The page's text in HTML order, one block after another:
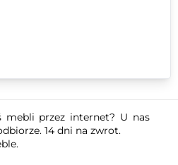
mebli przez internet? U nas
14 dni na zwrot.